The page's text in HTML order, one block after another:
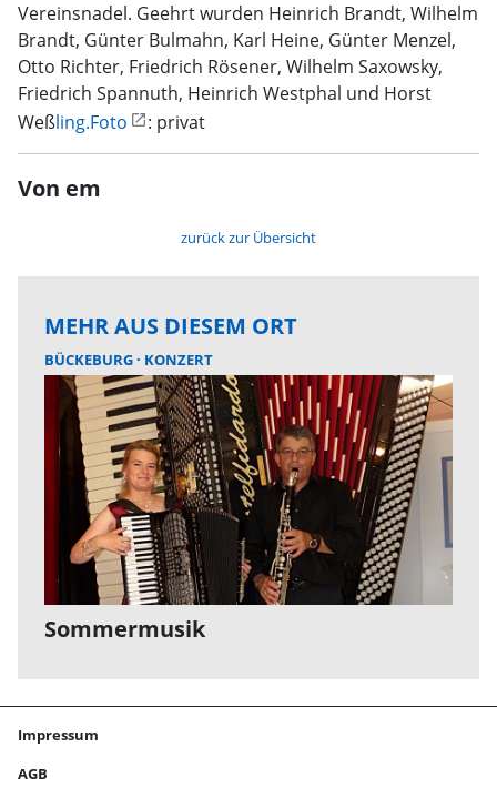
Vereinsnadel. Geehrt wurden Heinrich Brandt, Wilhelm
Brandt, Günter Bulmahn, Karl Heine, Günter Menzel,
Otto Richter, Friedrich Rösener, Wilhelm Saxowsky,
Friedrich Spannuth, Heinrich Westphal und Horst
Weßling.Foto : privat
Von em
zurück zur Übersicht
MEHR AUS DIESEM ORT
BÜCKEBURG KONZERT
Sommermusik
Impressum
AGB